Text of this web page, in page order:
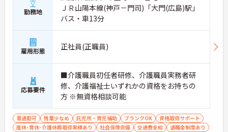
勤務地
ＪＲ山陽本線(神戸－門司)「大門(広島)駅」
バス・車13分
雇用形態 正社員(正職員)
応募要件
■介護職員初任者研修、介護職員実務者研
修、介護福祉士いずれかの資格をお持ちの
方 ※無資格相談可能
車通勤可 残業少なめ 託児所・育児補助 ブランクOK
資格取得サポート
産休･育休･介護休暇取得実績あり
社会保険完備 交通費支給 退職金制度あり